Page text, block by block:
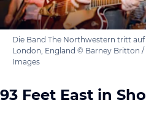
Die Band The Northwestern tritt auf
London, England © Barney Britton
Images
93 Feet East in